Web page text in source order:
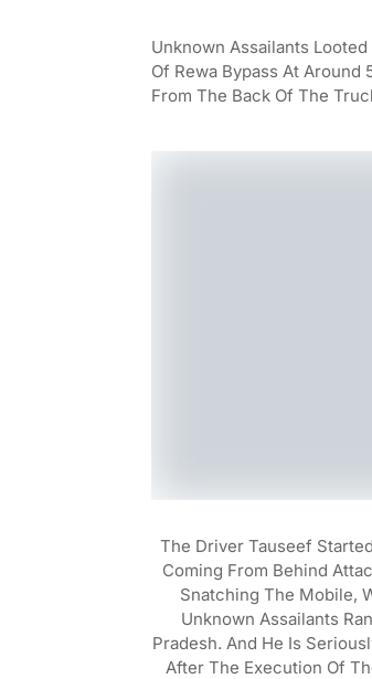
Unknown Assailants
Of Rewa Bypass At
From The Back Of The
The Driver Tauseef
Coming From Behind
Snatching The Mobile,
Unknown Assailants
Pradesh. And He Is
After The Execution Of